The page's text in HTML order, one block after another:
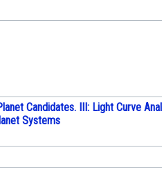
Candidates. III: Light Curve
Systems